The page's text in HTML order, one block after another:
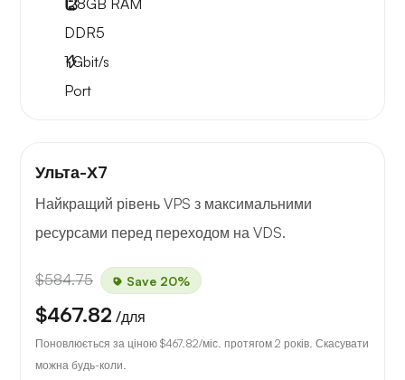
128GB RAM
DDR5
1Gbit/s
Port
Ульта-Х7
Найкращий рівень VPS з максимальними
ресурсами перед переходом на VDS.
$584.75 Save 20%
$467.82 /для
Поновлюється за ціною $467.82/міс. протягом 2 років. Скасувати
можна будь-коли.